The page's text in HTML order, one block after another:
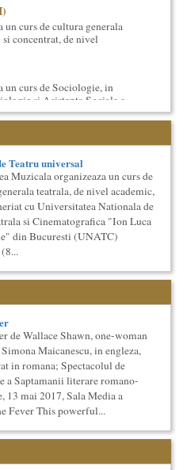
un curs de cultura generala
concentrat, de nivel
un curs de Sociologie, in
si Asistenta Sociala a
un curs de cultura generala
cu Universitatea
2017
stilizata de scriitori
mai 2017 Sase scriitori
contemporana
capodopere
curs de arta universala:
Este un curs intensiv si
din Romania
Muzicala, a fost conceput
din Romania – anuar...
(anul I)
curs de cultura generala
si intensiv, de nivel
Teatru universal
Muzicala organizeaza un curs de
teatrala, de nivel academic,
cu Universitatea Nationala de
si Cinematografica "Ion Luca
din Bucuresti (UNATC)
de Wallace Shawn, one-woman
Maicanescu, in engleza,
in romana; Spectacolul de
a Saptamanii literare romano-
13 mai 2017, Sala Media a
Fever This powerful...